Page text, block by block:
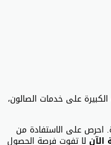
على خدمات الصالون،
احرص على الاستفادة من
لا تفوت فرصة الحصول